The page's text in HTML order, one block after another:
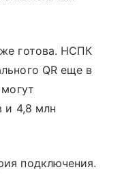
готова. НСПК
QR еще в
и 4,8 млн
подключения.